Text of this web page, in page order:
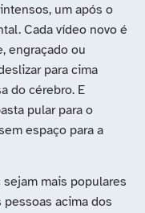
um após o
Cada vídeo novo é
engraçado ou
para cima
do cérebro. E
pular para o
espaço para a
mais populares
pessoas acima dos